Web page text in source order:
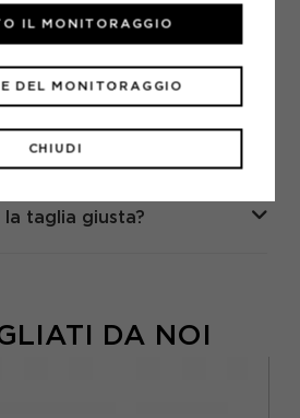
taglia giusta?
DA NOI
CHIUDI
DEL MONITORAGGIO
IL MONITORAGGIO